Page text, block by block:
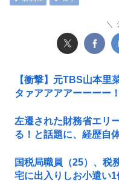
【衝撃】元TBS山本里
タァアアアアーーーー
左遷された財務省エリ
る！と話題に、経歴自
国税局職員（25）、税
宅に出入りしお小遣い